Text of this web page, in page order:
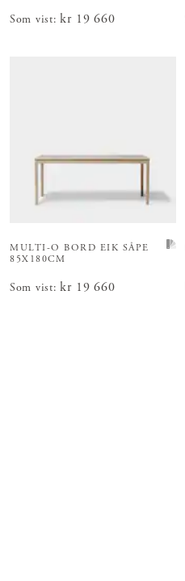
Som vist: Pris: kr 19 660
kr 19 660
MULTI-O BORD EIK SÅPE
85X180CM
Som vist: Pris: kr 19 660
kr 19 660